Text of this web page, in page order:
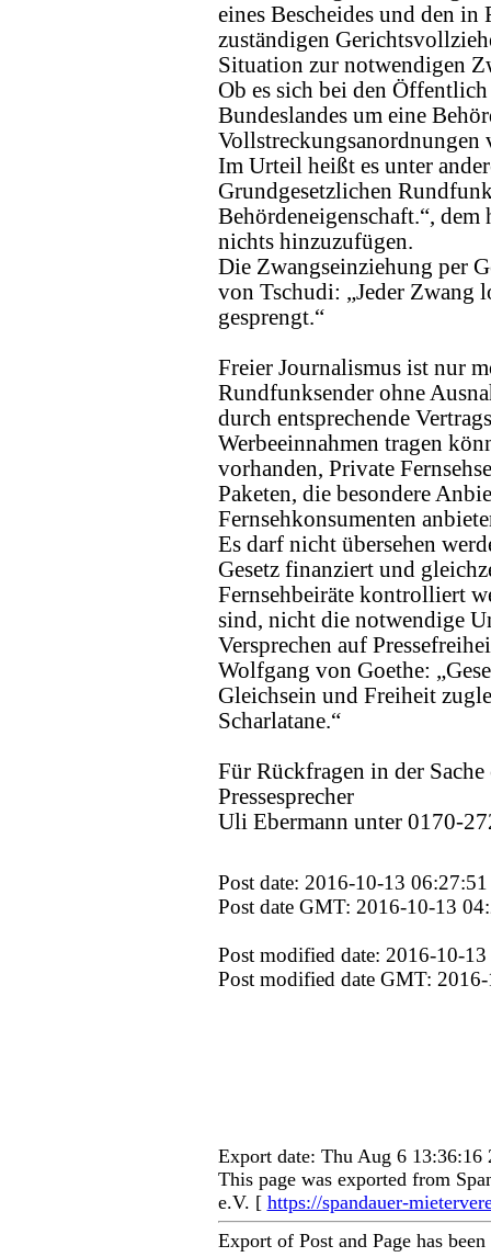
eines Bescheides und den
zuständigen
Situation zur notwendigen
Ob es sich bei den
Bundeslandes um eine
Vollstreckungsanordnungen
Im Urteil heißt es unter
Grundgesetzlichen
Behördeneigenschaft.“, dem
nichts hinzuzufügen.
Die Zwangseinziehung per
von Tschudi: „Jeder Zwang
gesprengt.“
Freier Journalismus ist nur
Rundfunksender ohne
durch entsprechende
Werbeeinnahmen tragen
vorhanden, Private
Paketen, die besondere
Fernsehkonsumenten
Es darf nicht übersehen
Gesetz finanziert und
Fernsehbeiräte kontrolliert
sind, nicht die notwendige
Versprechen auf
Wolfgang von Goethe:
Gleichsein und Freiheit
Scharlatane.“
Für Rückfragen in der Sache
Pressesprecher
Uli Ebermann unter 0170-
Post date: 2016-10-13 06:27:51
Post date GMT: 2016-10-13
Post modified date: 2016-10-
Post modified date GMT:
Export date: Thu Aug 6
This page was exported from
e.V. [ https://spandauer-
Export of Post and Page has